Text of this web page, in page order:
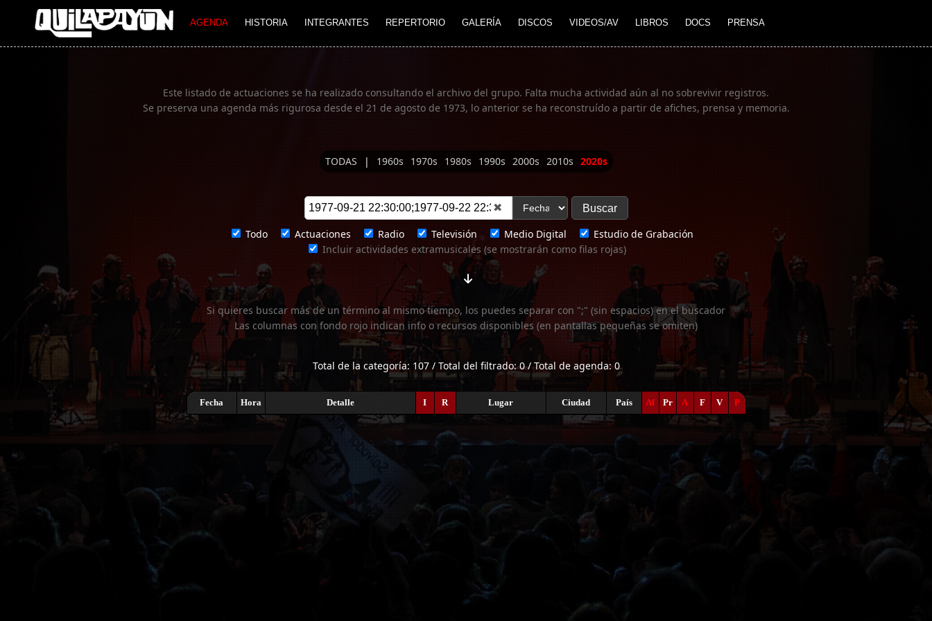
AGENDA HISTORIA INTEGRANTES REPERTORIO GALERÍA DISCOS VIDEOS/AV LIBROS DOCS PRENSA
Imagen 01
Este listado de actuaciones se ha realizado consultando el archivo del grupo. Falta mucha actividad aún al no sobrevivir registros.
Se preserva una agenda más rigurosa desde el 21 de agosto de 1973, lo anterior se ha reconstruído a partir de afiches, prensa y memoria.
TODAS | 1960s 1970s 1980s 1990s 2000s 2010s 2020s
✖
Todo Actuaciones Radio Televisión Medio Digital
Estudio de Grabación
Incluir actividades extramusicales (se mostrarán como filas rojas)
Si quieres buscar más de un término al mismo tiempo, los puedes separar con ";" (sin espacios) en el buscador
Las columnas con fondo rojo indican info o recursos disponibles (en pantallas pequeñas se omiten)
Total de la categoría: 107 / Total del filtrado: 0 / Total de agenda: 0
Fecha Hora Detalle I R Lugar Ciudad País Af Pr A F V P